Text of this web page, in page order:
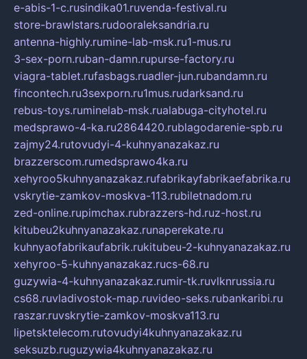
e-abis-1-c.rusindika01.ruvenda-festival.ru
store-brawlstars.rudooraleksandria.ru
antenna-highly.rumine-lab-msk.ru1-mus.ru
3-sex-porn.ruban-damn.rupurse-factory.ru
viagra-tablet.rufasbags.ruadler-jun.rubandamn.ru
fincontech.ru3sexporn.ru1mus.rudarksand.ru
rebus-toys.ruminelab-msk.rualabuga-cityhotel.ru
medsprawo-4-ka.ru2864420.rublagodarenie-spb.ru
zajmy24.rutovudyi-4-kuhnyanazakaz.ru
brazzerscom.rumedsprawo4ka.ru
xehyroo5kuhnyanazakaz.rufabrikayfabrikaefabrika.ru
vskrytie-zamkov-moskva-113.rubiletnadom.ru
zed-online.rupimchax.rubrazzers-hd.ruz-host.ru
kitubeu2kuhnyanazakaz.runaperekate.ru
kuhnyaofabrikaufabrik.rukitubeu-2-kuhnyanazakaz.ru
xehyroo-5-kuhnyanazakaz.rucs-68.ru
guzywia-4-kuhnyanazakaz.rumir-tk.ruvlknrussia.ru
cs68.ruvladivostok-map.ruvideo-seks.rubankaribi.ru
raszar.ruvskrytie-zamkov-moskva113.ru
lipetsktelecom.rutovudyi4kuhnyanazakaz.ru
seksuzb.ruguzywia4kuhnyanazakaz.ru